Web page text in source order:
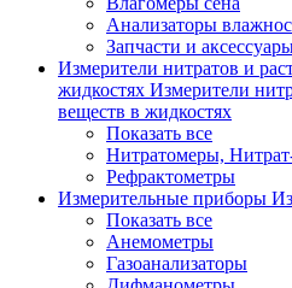
Анализаторы
Запчасти и
Измерители нитратов и
жидкостях Измерители
веществ в жидкостях
Показать все
Нитратомеры,
Рефрактометры
Измерительные приборы
Показать все
Анемометры
Газоанализаторы